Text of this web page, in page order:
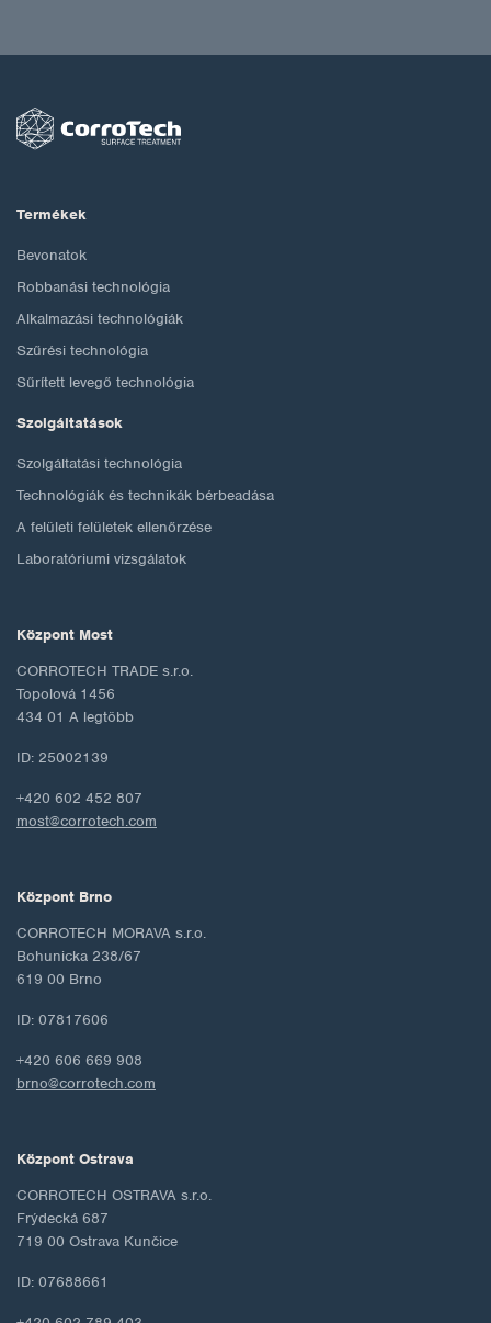
Termékek
Bevonatok
Robbanási technológia
Alkalmazási technológiák
Szűrési technológia
Sűrített levegő technológia
Szolgáltatások
Szolgáltatási technológia
Technológiák és technikák bérbeadása
A felületi felületek ellenőrzése
Laboratóriumi vizsgálatok
Központ Most
CORROTECH TRADE s.r.o.
Topolová 1456
434 01 A legtöbb
ID: 25002139
+420 602 452 807
most@corrotech.com
Központ Brno
CORROTECH MORAVA s.r.o.
Bohunicka 238/67
619 00 Brno
ID: 07817606
+420 606 669 908
brno@corrotech.com
Központ Ostrava
CORROTECH OSTRAVA s.r.o.
Frýdecká 687
719 00 Ostrava Kunčice
ID: 07688661